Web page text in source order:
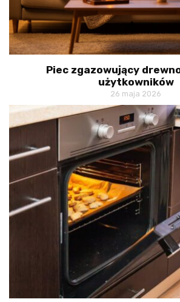
Piec zgazowujący
użytkowników
26 maja 2026